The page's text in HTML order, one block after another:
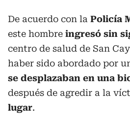
De acuerdo con la Policía
este hombre ingresó sin
centro de salud de San
haber sido abordado por
se desplazaban en una
después de agredir a la
lugar.